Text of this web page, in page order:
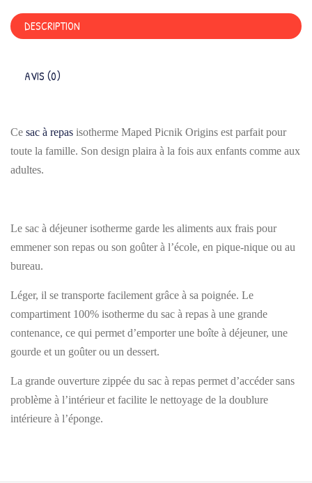
DESCRIPTION
AVIS (0)
Ce sac à repas isotherme Maped Picnik Origins est parfait pour
toute la famille. Son design plaira à la fois aux enfants comme aux
adultes.
Le sac à déjeuner isotherme garde les aliments aux frais pour
emmener son repas ou son goûter à l’école, en pique-nique ou au
bureau.
Léger, il se transporte facilement grâce à sa poignée. Le
compartiment 100% isotherme du sac à repas à une grande
contenance, ce qui permet d’emporter une boîte à déjeuner, une
gourde et un goûter ou un dessert.
La grande ouverture zippée du sac à repas permet d’accéder sans
problème à l’intérieur et facilite le nettoyage de la doublure
intérieure à l’éponge.